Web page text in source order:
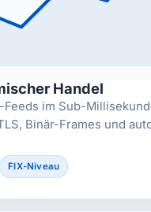
Handel
Feeds im Sub-
Binär-Frames und
FIX-Niveau